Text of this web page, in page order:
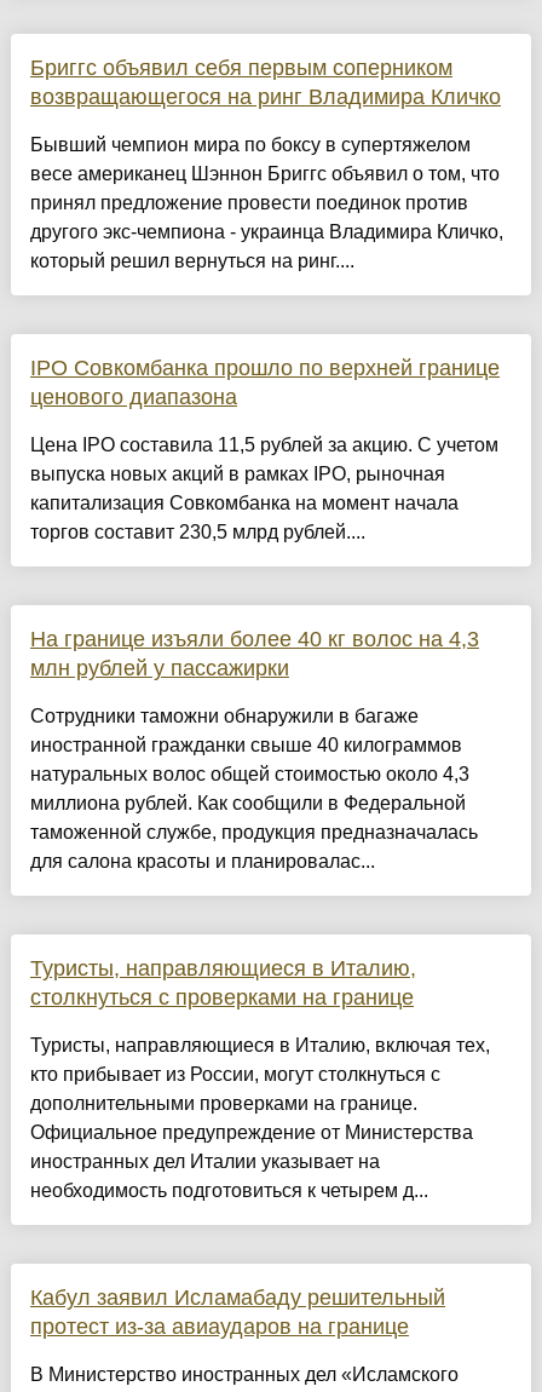
Бриггс объявил себя первым соперником
возвращающегося на ринг Владимира Кличко
Бывший чемпион мира по боксу в супертяжелом
весе американец Шэннон Бриггс объявил о том, что
принял предложение провести поединок против
другого экс-чемпиона - украинца Владимира Кличко,
который решил вернуться на ринг....
IPO Совкомбанка прошло по верхней границе
ценового диапазона
Цена IPO составила 11,5 рублей за акцию. С учетом
выпуска новых акций в рамках IPO, рыночная
капитализация Совкомбанка на момент начала
торгов составит 230,5 млрд рублей....
На границе изъяли более 40 кг волос на 4,3
млн рублей у пассажирки
Сотрудники таможни обнаружили в багаже
иностранной гражданки свыше 40 килограммов
натуральных волос общей стоимостью около 4,3
миллиона рублей. Как сообщили в Федеральной
таможенной службе, продукция предназначалась
для салона красоты и планировалас...
Туристы, направляющиеся в Италию,
столкнуться с проверками на границе
Туристы, направляющиеся в Италию, включая тех,
кто прибывает из России, могут столкнуться с
дополнительными проверками на границе.
Официальное предупреждение от Министерства
иностранных дел Италии указывает на
необходимость подготовиться к четырем д...
Кабул заявил Исламабаду решительный
протест из-за авиаударов на границе
В Министерство иностранных дел «Исламского